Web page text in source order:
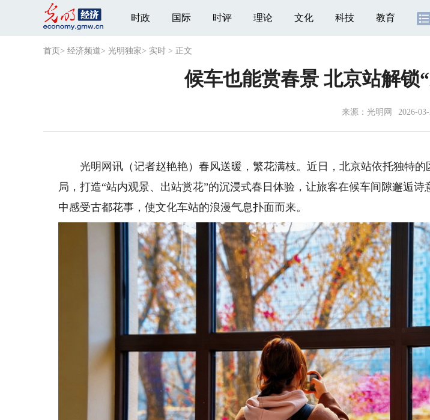
时政 国际 时评 理论 文化 科技 教育
首页 > 经济频道> 光明独家> 实时 > 正文
候车也能赏春景 北京站解锁
来源： 光明网 2026-
光明网讯（记者赵艳艳）春风送暖，繁花满枝。近日，北京站依托独特的
局，打造“站内观景、出站赏花”的沉浸式春日体验，让旅客在候车间隙邂逅诗
中感受古都花事，使文化车站的浪漫气息扑面而来。